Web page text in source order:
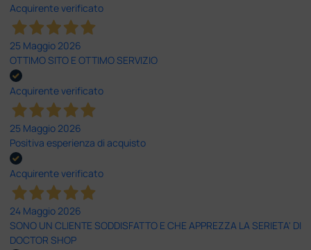
Acquirente verificato
25 Maggio 2026
OTTIMO SITO E OTTIMO SERVIZIO
Acquirente verificato
25 Maggio 2026
Positiva esperienza di acquisto
Acquirente verificato
24 Maggio 2026
SONO UN CLIENTE SODDISFATTO E CHE APPREZZA LA SERIETA' DI
DOCTOR SHOP